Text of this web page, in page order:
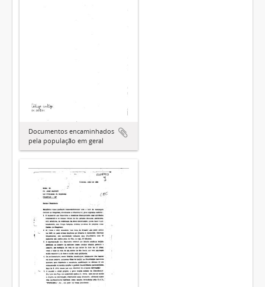
Documentos encaminhados
pela população em geral